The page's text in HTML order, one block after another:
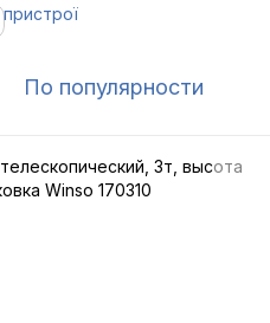
По популярности